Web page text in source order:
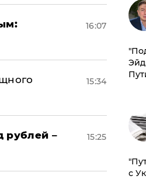
16:07
15:34
рублей –
15:25
с